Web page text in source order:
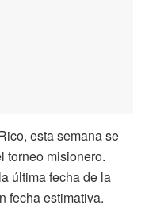
esta semana se
torneo misionero.
última fecha de la
fecha estimativa.